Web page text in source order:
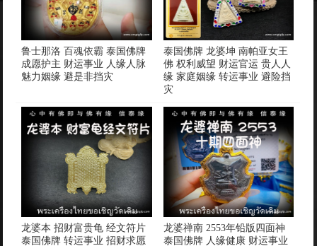
鲁士那洛 百魂依霸 泰国佛牌
成愿护主 财运事业 人缘人脉
魅力姻缘 避是非挡灾
泰国佛牌 龙婆坤 南帕亚女王
佛 权利威望 财运官运 贵人人
缘 家庭姻缘 转运事业 避险挡
灾
龙婆本 招财富贵龟 经文符片
泰国佛牌 转运事业 招财求愿
龙婆禅南 2553年铅版四面神
泰国佛牌 人缘健康 财运事业